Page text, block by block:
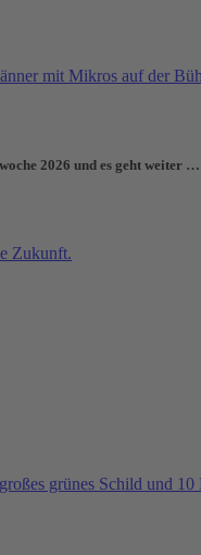
2026 und es geht weiter …